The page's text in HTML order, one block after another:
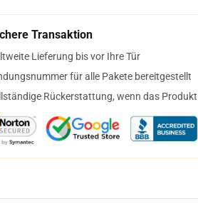
Transaktion
Lieferung bis vor Ihre Tür
für alle Pakete bereitgestellt
Rückerstattung, wenn das